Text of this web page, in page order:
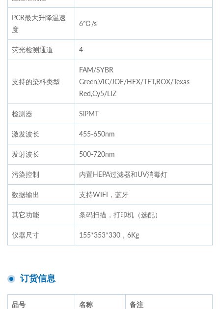
PCR最大升降温速
度
6℃/s
荧光检测通道 4
支持的染料类型
FAM/SYBR
Green,VIC/JOE/HEX/TET,ROX/Texas
Red,Cy5/LIZ
检测器 SiPMT
激发波长 455-650nm
发射波长 500-720nm
污染控制 内置HEPA过滤器和UV消毒灯
数据输出 支持WIFI，蓝牙
其它功能 条码扫描，打印机（选配）
仪器尺寸 155*353*330，6Kg
订货信息
品号 名称 备注